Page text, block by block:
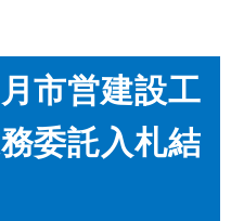
市営建設工
委託入札結